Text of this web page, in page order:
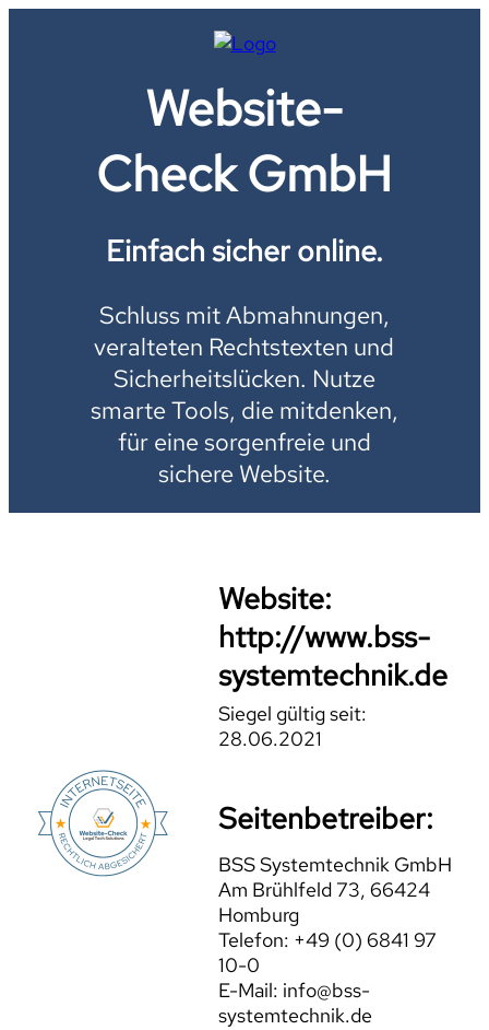
Website-
Check GmbH
Einfach sicher online.
Schluss mit Abmahnungen,
veralteten Rechtstexten und
Sicherheitslücken. Nutze
smarte Tools, die mitdenken,
für eine sorgenfreie und
sichere Website.
Website:
http://www.bss-
systemtechnik.de
Siegel gültig seit:
28.06.2021
Seitenbetreiber:
BSS Systemtechnik GmbH
Am Brühlfeld 73, 66424
Homburg
Telefon: +49 (0) 6841 97
10-0
E-Mail: info@bss-
systemtechnik.de